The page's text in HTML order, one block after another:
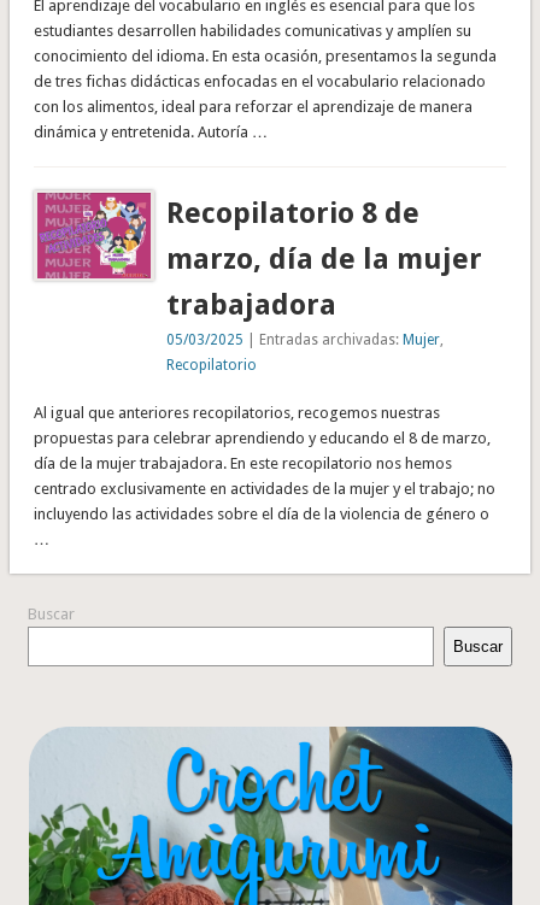
El aprendizaje del vocabulario en inglés es esencial para que los
estudiantes desarrollen habilidades comunicativas y amplíen su
conocimiento del idioma. En esta ocasión, presentamos la segunda
de tres fichas didácticas enfocadas en el vocabulario relacionado
con los alimentos, ideal para reforzar el aprendizaje de manera
dinámica y entretenida. Autoría …
Recopilatorio 8 de
marzo, día de la mujer
trabajadora
05/03/2025 | Entradas archivadas:Mujer
Recopilatorio
Al igual que anteriores recopilatorios, recogemos nuestras
propuestas para celebrar aprendiendo y educando el 8 de marzo,
día de la mujer trabajadora. En este recopilatorio nos hemos
centrado exclusivamente en actividades de la mujer y el trabajo; no
incluyendo las actividades sobre el día de la violencia de género o
…
Buscar
Buscar